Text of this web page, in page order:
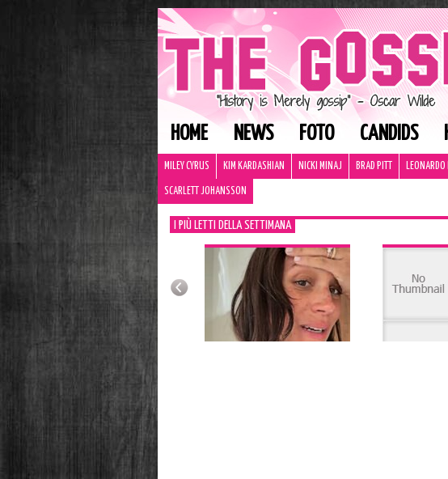
HOME NEWS FOTO CANDIDS
MILEY CYRUS KIM KARDASHIAN NICKI MINAJ BRAD PITT LEONARDO
SCARLETT JOHANSSON
I PIÙ LETTI DELLA SETTIMANA